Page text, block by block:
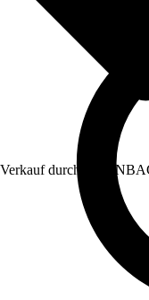
Verkauf durch: